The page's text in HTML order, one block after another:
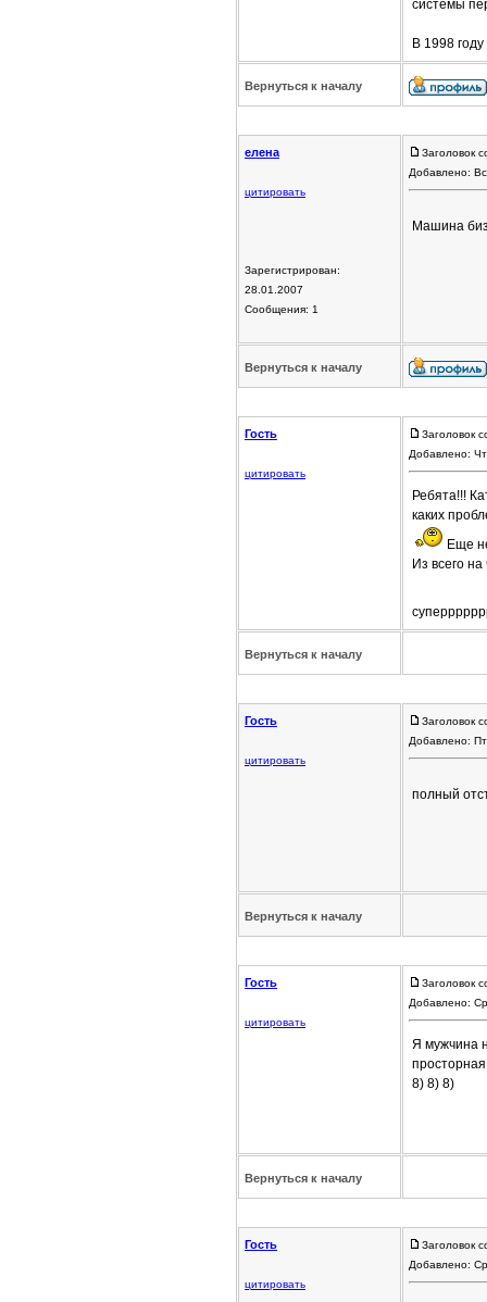
системы
В 1998
Вернуться к началу
елена
цитировать
Зарегистрирован:
28.01.2007
Сообщения: 1
Заголовок
Добавлено:
Машина
Вернуться к началу
Гость
цитировать
Заголовок
Добавлено:
Ребята!!!
каких
Еще
Из всего
Вернуться к началу
Гость
цитировать
Заголовок
Добавлено:
полный
Вернуться к началу
Гость
цитировать
Заголовок
Добавлено:
Я мужчина
просторная
8) 8) 8)
Вернуться к началу
Гость
цитировать
Заголовок
Добавлено: